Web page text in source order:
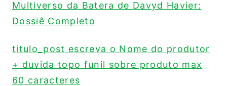
Multiverso da Batera de Davyd Havier:
Dossiê Completo
titulo_post escreva o Nome do produtor
+ duvida topo funil sobre produto max
60 caracteres